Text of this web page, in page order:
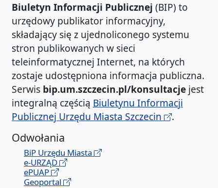
Biuletyn Informacji Publicznej (BIP) to
urzędowy publikator informacyjny,
składający się z ujednoliconego systemu
stron publikowanych w sieci
teleinformatycznej Internet, na których
zostaje udostępniona informacja publiczna.
Serwis bip.um.szczecin.pl/konsultacje jest
integralną częścią Biuletynu Informacji
Publicznej Urzędu Miasta Szczecin
.
Odwołania
BiP Urzędu Miasta
e-URZĄD
ePUAP
Geoportal